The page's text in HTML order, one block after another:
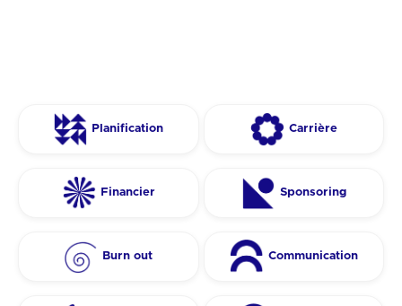
Planification Carrière
Financier Sponsoring
Burn out Communication